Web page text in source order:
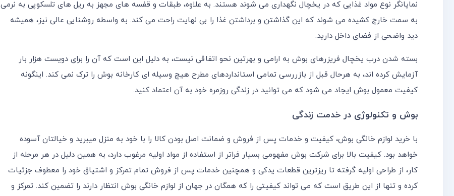
نمایانگر نوع مواد غذایی که در یخچال نگهداری می شوند هستند. به علاوه، طبقات و قفسه‌ های مجهز به ریل‌ های تلسکوپی به نرمی
به سمت خارج کشیده می شوند که این گذاشتن و برداشتن غذا را بی نهایت راحت می کند. به واسطه روشنایی عالی نیز، همیشه
دید واضحی از فضای داخل دارید.
بسته شدن درب یخچال فریزرهای بوش به ارامی و بهرتین نحو اتفاقی نیست، به دلیل این است که آن را برای دویست هزار بار
آزمایش کرده اند، به هرحال قبل از بازررسی تمامی استانداردهای مطرح هیچ وسیله ای کارخانه بوش را ترک نمی کند. اینگونه
کیفیت معمول بوش ایجاد می شود که می توانید در زندگی روزمره خود به آن اعتماد کنید.
بوش و تکنولوژی در خدمت زندگی
با خرید لوازم خانگی بوش، کیفیت و خدمات پس از فروش و ضمانت اصل بودن کالا را با خود به منزل میبرید و خیالتان آسوده
خواهد بود. کیفیت بالا برای شرکت بوش مفهومی بسیار فراتر از استفاده از مواد اولیه مرغوب دارد، به همین دلیل در هر مرحله از
کار، از طراحی اولیه گرفته تا ریزترین قطعات یدکی و همچنین خدمات پس از فروش تمام تمرکز و اشتیاق خود را معطوف جزئیات
کرده و تنها از این طریق است که می تواند کیفیتی را که همگان در جهان از لوازم خانگی بوش انتظار دارند را تضمین کند. تمرکز و